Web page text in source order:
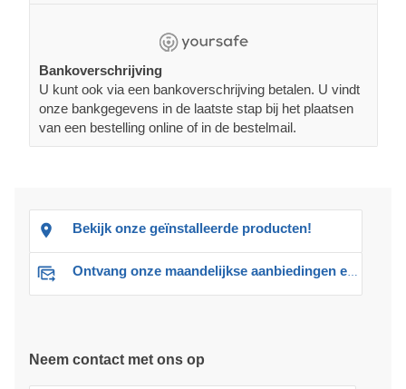
Bankoverschrijving
U kunt ook via een bankoverschrijving betalen. U vindt
onze bankgegevens in de laatste stap bij het plaatsen
van een bestelling online of in de bestelmail.
Bekijk onze geïnstalleerde producten!
Ontvang onze maandelijkse aanbiedingen en advies
Neem contact met ons op